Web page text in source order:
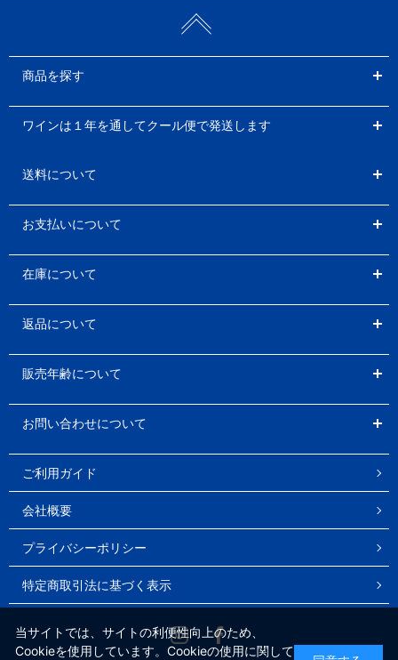
商品を探す
ワインは１年を通してクール便で発送します
送料について
お支払いについて
在庫について
返品について
販売年齢について
お問い合わせについて
ご利用ガイド
会社概要
プライバシーポリシー
特定商取引法に基づく表示
Instagram
当サイトでは、サイトの利便性向上のため、
Cookieを使用しています。Cookieの使用に関して